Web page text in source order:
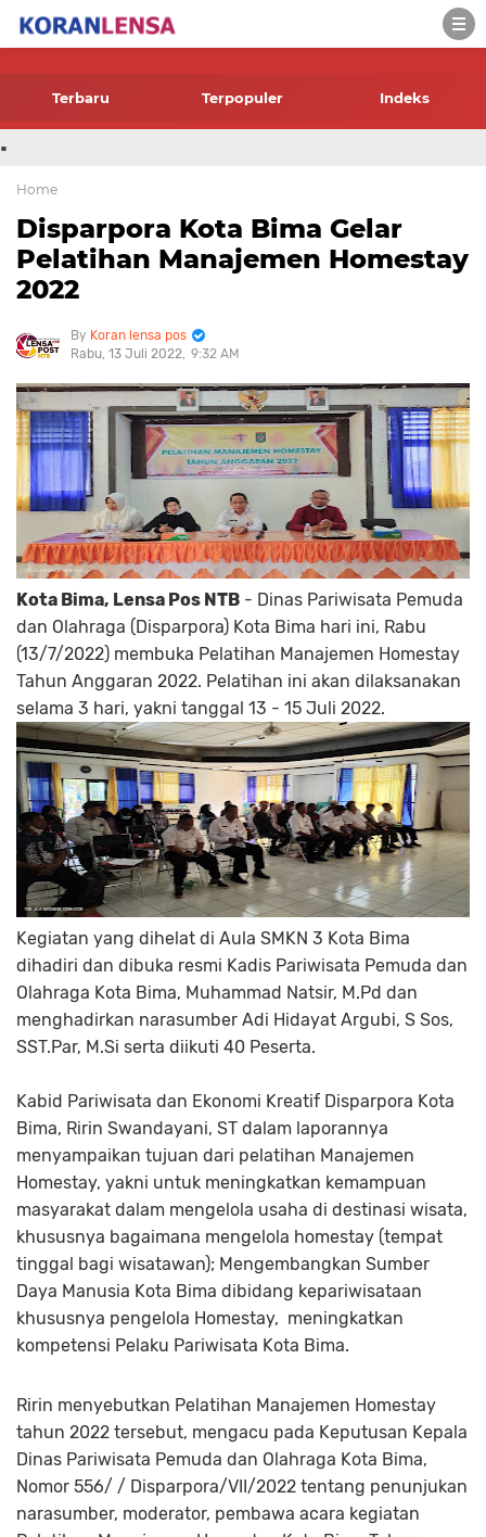
-->
Terbaru Terpopuler Indeks
.
Home
Disparpora Kota Bima Gelar
Pelatihan Manajemen Homestay
2022
Koran lensa pos
Rabu, 13 Juli 2022 9:32 AM
Kota Bima, Lensa Pos NTB - Dinas Pariwisata Pemuda
dan Olahraga (Disparpora) Kota Bima hari ini, Rabu
(13/7/2022) membuka Pelatihan Manajemen Homestay
Tahun Anggaran 2022. Pelatihan ini akan dilaksanakan
selama 3 hari, yakni tanggal 13 - 15 Juli 2022.
Kegiatan yang dihelat di Aula SMKN 3 Kota Bima
dihadiri dan dibuka resmi Kadis Pariwisata Pemuda dan
Olahraga Kota Bima, Muhammad Natsir, M.Pd dan
menghadirkan narasumber Adi Hidayat Argubi, S Sos,
SST.Par, M.Si serta diikuti 40 Peserta.
Kabid Pariwisata dan Ekonomi Kreatif Disparpora Kota
Bima, Ririn Swandayani, ST dalam laporannya
menyampaikan tujuan dari pelatihan Manajemen
Homestay, yakni untuk meningkatkan kemampuan
masyarakat dalam mengelola usaha di destinasi wisata,
khususnya bagaimana mengelola homestay (tempat
tinggal bagi wisatawan); Mengembangkan Sumber
Daya Manusia Kota Bima dibidang kepariwisataan
khususnya pengelola Homestay, meningkatkan
kompetensi Pelaku Pariwisata Kota Bima.
Ririn menyebutkan Pelatihan Manajemen Homestay
tahun 2022 tersebut, mengacu pada Keputusan Kepala
Dinas Pariwisata Pemuda dan Olahraga Kota Bima,
Nomor 556/ / Disparpora/VII/2022 tentang penunjukan
narasumber, moderator, pembawa acara kegiatan